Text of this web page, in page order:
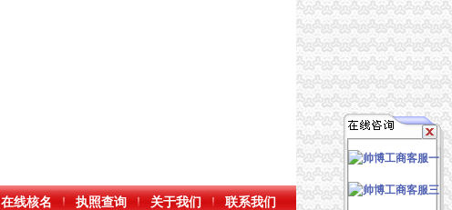
在线核名 执照查询 关于我们 联系我们